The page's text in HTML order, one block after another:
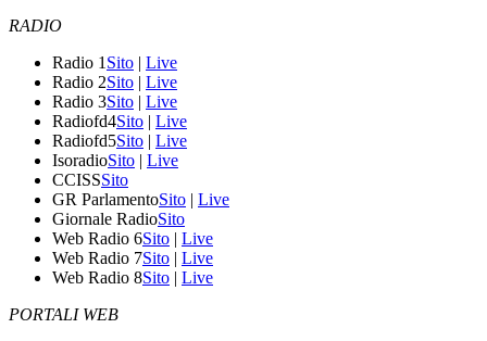
RADIO
Radio 1 Sito | Live
Radio 2Sito | Live
Radio 3Sito | Live
Radiofd4Sito | Live
Radiofd5Sito | Live
IsoradioSito | Live
CCISSSito
GR ParlamentoSito | Live
Giornale RadioSito
Web Radio 6Sito | Live
Web Radio 7Sito | Live
Web Radio 8Sito | Live
PORTALI WEB